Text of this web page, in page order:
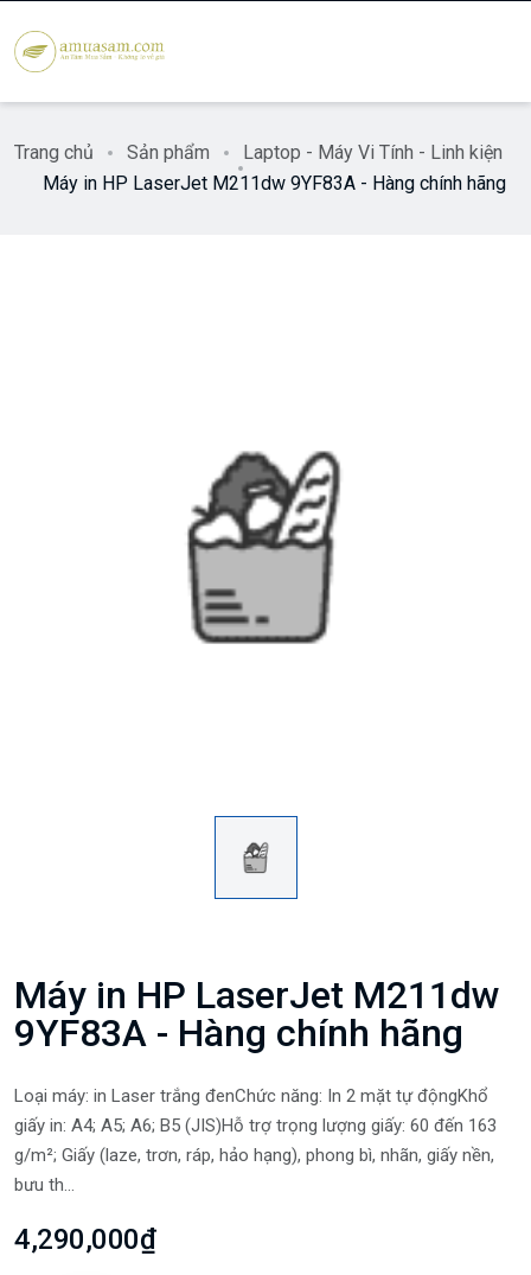
Trang chủ Sản phẩm
Laptop - Máy Vi Tính - Linh kiện
Máy in HP LaserJet M211dw 9YF83A - Hàng chính hãng
Máy in HP LaserJet M211dw
9YF83A - Hàng chính hãng
Loại máy: in Laser trắng đenChức năng: In 2 mặt tự độngKhổ
giấy in: A4; A5; A6; B5 (JIS)Hỗ trợ trọng lượng giấy: 60 đến 163
g/m²; Giấy (laze, trơn, ráp, hảo hạng), phong bì, nhãn, giấy nền,
bưu th...
4,290,000₫